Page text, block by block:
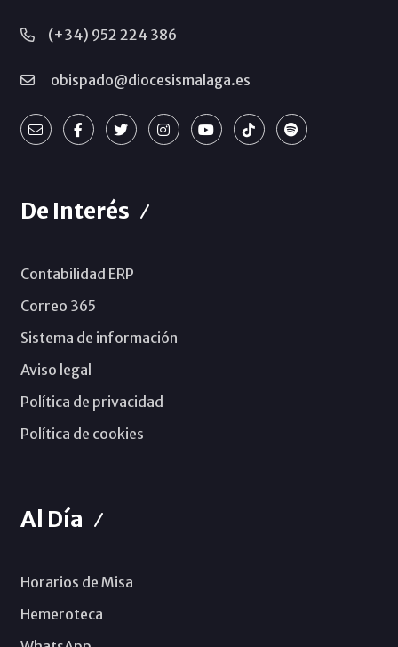
(+34) 952 224 386
obispado@diocesismalaga.es
De Interés
Contabilidad ERP
Correo 365
Sistema de información
Aviso legal
Política de privacidad
Política de cookies
Al Día
Horarios de Misa
Hemeroteca